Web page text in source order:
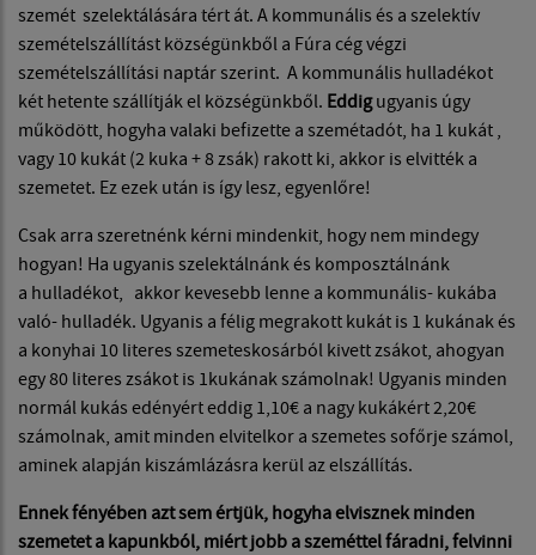
szemét szelektálására tért át. A kommunális és a szelektív
szemételszállítást községünkből a Fúra cég végzi
szemételszállítási naptár szerint. A kommunális hulladékot
két hetente szállítják el községünkből. Eddigugyanis úgy
működött, hogyha valaki befizette a szemétadót, ha 1 kukát ,
vagy 10 kukát (2 kuka + 8 zsák) rakott ki, akkor is elvitték a
szemetet. Ez ezek után is így lesz, egyenlőre!
Csak arra szeretnénk kérni mindenkit, hogy nem mindegy
hogyan! Ha ugyanis szelektálnánk és komposztálnánk
a hulladékot, akkor kevesebb lenne a kommunális- kukába
való- hulladék. Ugyanis a félig megrakott kukát is 1 kukának és
a konyhai 10 literes szemeteskosárból kivett zsákot, ahogyan
egy 80 literes zsákot is 1kukának számolnak! Ugyanis minden
normál kukás edényért eddig 1,10€ a nagy kukákért 2,20€
számolnak, amit minden elvitelkor a szemetes sofőrje számol,
aminek alapján kiszámlázásra kerül az elszállítás.
Ennek fényében azt sem értjük, hogyha elvisznek minden
szemetet a kapunkból, miért jobb a szeméttel fáradni, felvinni